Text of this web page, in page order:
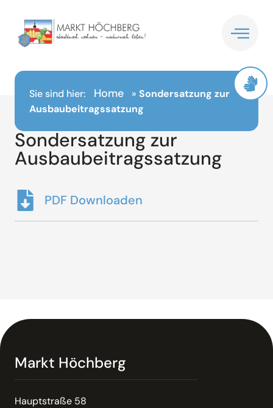
springen
Sie sind hier: Home » Sondersatzung zur
Ausbaubeitragssatzung
Sondersatzung zur
Ausbaubeitragssatzung
PDF Downloaden
Markt Höchberg
Hauptstraße 58